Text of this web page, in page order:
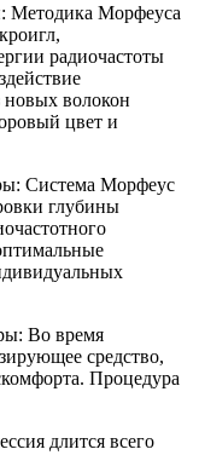
Методика Морфеуса
радиочастоты
новых волокон
цвет и
Система Морфеус
глубины
Во время
средство,
Процедура
длится всего